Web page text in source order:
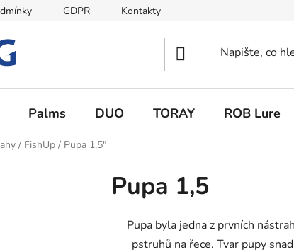
GDPR Kontakty
Palms DUO TORAY ROB Lure
/ FishUp / Pupa 1,5"
Pupa 1,5
Pupa byla jedna z prvních
pstruhů na řece. Tvar pupy